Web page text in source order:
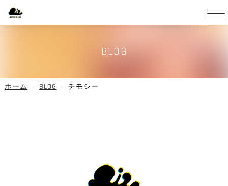
BLOG
ホーム BLOG チモシー